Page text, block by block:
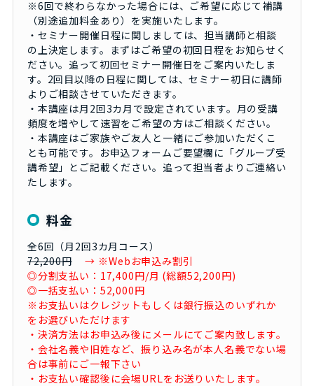
※6回で終わらなかった場合には、ご希望に応じて補講
（別途追加料金あり）を実施いたします。
・セミナー開催日程に関しましては、担当講師と相談
の上決定します。まずはご希望の初回日程をお知らせく
ださい。追って初回セミナー開催日をご案内いたしま
す。2回目以降の日程に関しては、セミナー初日に講師
よりご相談させていただきます。
・本講座は月2回3カ月で設定されています。月の受講
頻度を増やして速習をご希望の方はご相談ください。
・本講座はご家族やご友人と一緒にご参加いただくこ
とも可能です。お申込フォームご要望欄に「グループ受
講希望」とご記載ください。追って担当者よりご連絡い
たします。
料金
全6回（月2回3カ月コース）
72,200円
→ ※Webお申込み割引
◎分割支払い：17,400円/月 (総額52,200円)
◎一括支払い：52,000円
※お支払いはクレジットもしくは銀行振込のいずれか
をお選びいただけます
・決済方法はお申込み後にメールにてご案内致します。
・会社名義や旧姓など、振り込み名が本人名義でない場
合は事前にご一報下さい
・お支払い確認後に会場URLをお送りいたします。